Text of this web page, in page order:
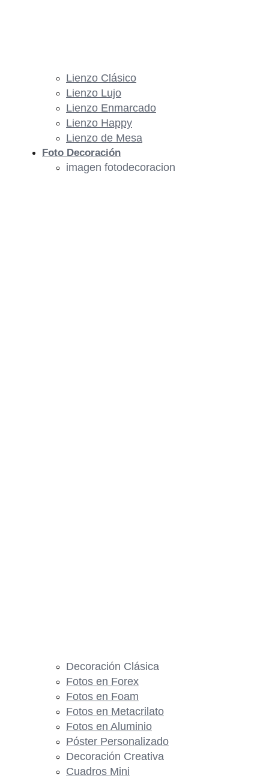
Lienzo Clásico
Lienzo Lujo
Lienzo Enmarcado
Lienzo Happy
Lienzo de Mesa
Foto Decoración
imagen fotodecoracion
Decoración Clásica
Fotos en Forex
Fotos en Foam
Fotos en Metacrilato
Fotos en Aluminio
Póster Personalizado
Decoración Creativa
Cuadros Mini